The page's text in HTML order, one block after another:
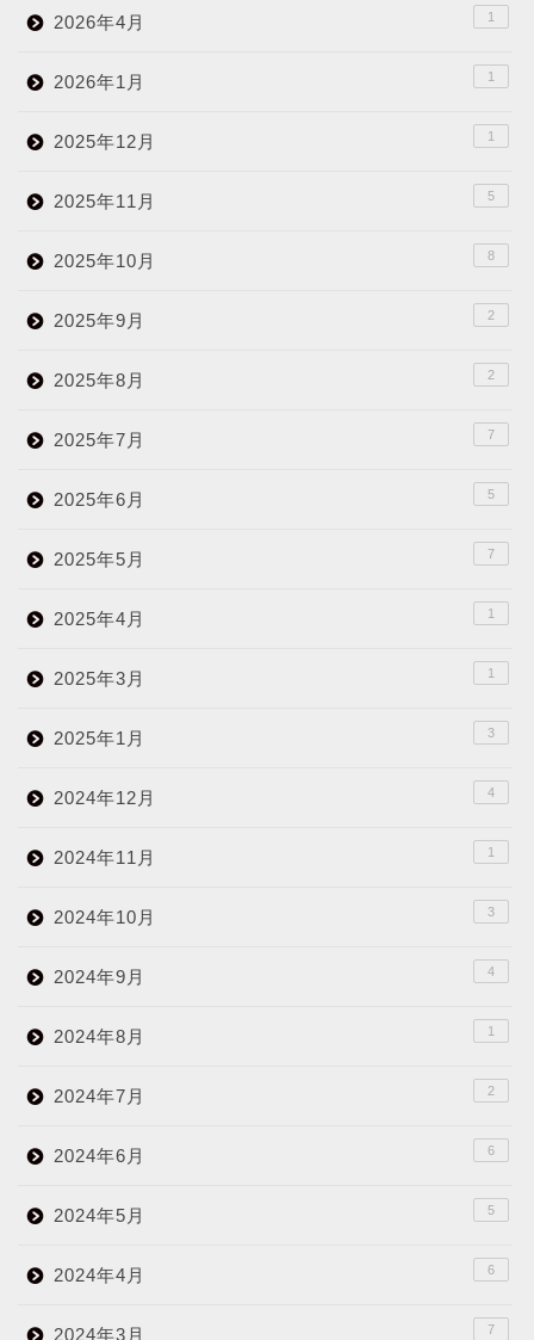
2026年4月 1
2026年1月 1
2025年12月 1
2025年11月 5
2025年10月 8
2025年9月 2
2025年8月 2
2025年7月 7
2025年6月 5
2025年5月 7
2025年4月 1
2025年3月 1
2025年1月 3
2024年12月 4
2024年11月 1
2024年10月 3
2024年9月 4
2024年8月 1
2024年7月 2
2024年6月 6
2024年5月 5
2024年4月 6
2024年3月 7